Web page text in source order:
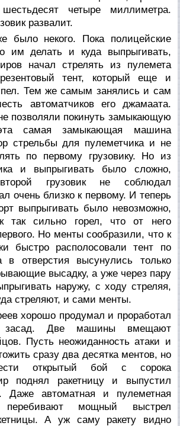
четыре миллиметра.
развалит.
было некого. Пока полицейские
им делать и куда выпрыгивать,
начал стрелять из пулемета
тент, который еще и
Тем же самым занялись и сам
автоматчиков его джамаата.
позволяли покинуть замыкающую
самая замыкающая машина
стрельбы для пулеметчика и не
по первому грузовику. Но из
и выпрыгивать было сложно,
грузовик не соблюдал
очень близко к первому. И теперь
выпрыгивать было невозможно,
так сильно горел, что от него
Но менты сообразили, что к
быстро располосовали тент по
в отверстия высунулись только
высадку, а уже через пару
наружу, с ходу стреляя,
стреляют, и сами менты.
хорошо продумал и проработал
засад. Две машины вмещают
Пусть неожиданность атаки и
сразу два десятка ментов, но
открытый бой с сорока
поднял ракетницу и выпустил
Даже автоматная и пулеметная
мощный выстрел
А уж саму ракету видно